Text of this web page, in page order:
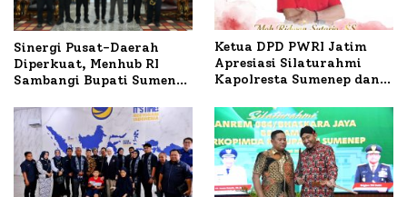
Sinergi Pusat-Daerah
Diperkuat, Menhub RI
Sambangi Bupati Sumenep
Mutiara Sentosa II
Ketua DPD PWRI Jatim
Apresiasi Silaturahmi
Kapolresta Sumenep dan
Ideal Polri-Pers